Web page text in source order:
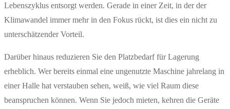
Lebenszyklus entsorgt werden. Gerade in einer Zeit, in der der
Klimawandel immer mehr in den Fokus rückt, ist dies ein nicht zu
unterschätzender Vorteil.
Darüber hinaus reduzieren Sie den Platzbedarf für Lagerung
erheblich. Wer bereits einmal eine ungenutzte Maschine jahrelang in
einer Halle hat verstauben sehen, weiß, wie viel Raum diese
beanspruchen können. Wenn Sie jedoch mieten, kehren die Geräte